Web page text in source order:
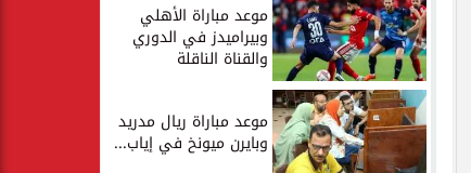
موعد مباراة الأهلي
وبيراميدز في الدوري
والقناة الناقلة
موعد مباراة ريال مدريد
وبايرن ميونخ في إياب...